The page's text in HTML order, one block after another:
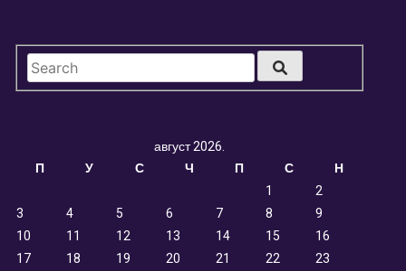
август 2026.
П
У С Ч П С
Н
1
2
3
4 5 6 7 8
9
10
11 12 13 14 15
16
17
18 19 20 21 22
23